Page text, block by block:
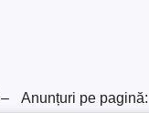
– Anunțuri pe pagină: